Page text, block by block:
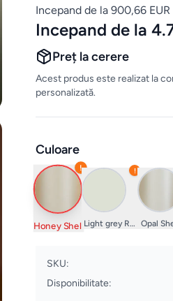
Incepand de la 900,66 EUR
Incepand de la
Preț la cerere
Acest produs este realizat la
personalizată.
Culoare
!
Honey Shell
!
Light grey RAL 9002
Opal
SKU:
Disponibilitate: